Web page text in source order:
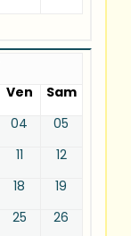
Ven
Sam
04
05
11
12
18
19
25
26